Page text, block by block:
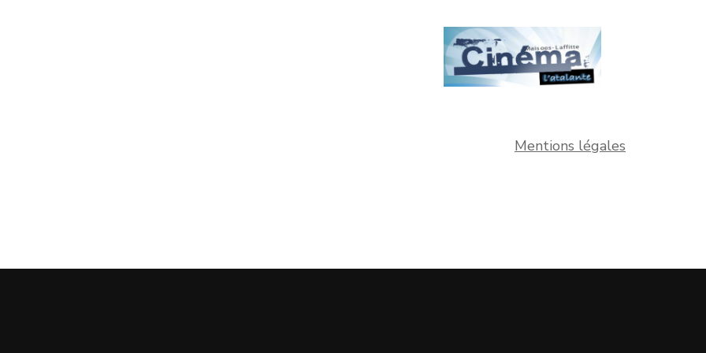
Mentions légales